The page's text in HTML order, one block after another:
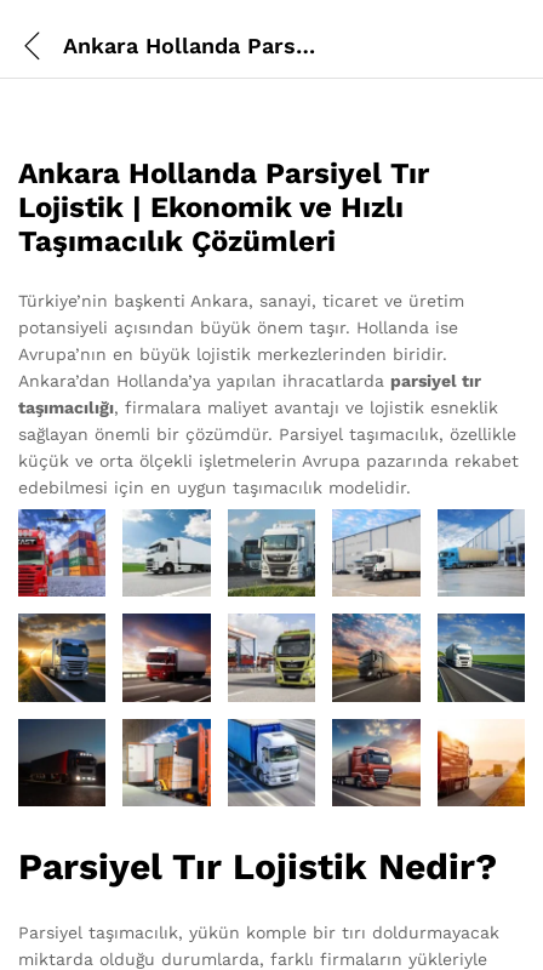
Ankara Hollanda Parsiyel Tır Lojistik
Ankara Hollanda Parsiyel Tır
Lojistik | Ekonomik ve Hızlı
Taşımacılık Çözümleri
Türkiye’nin başkenti Ankara, sanayi, ticaret ve üretim
potansiyeli açısından büyük önem taşır. Hollanda ise
Avrupa’nın en büyük lojistik merkezlerinden biridir.
Ankara’dan Hollanda’ya yapılan ihracatlarda parsiyel tır
taşımacılığı, firmalara maliyet avantajı ve lojistik esneklik
sağlayan önemli bir çözümdür. Parsiyel taşımacılık, özellikle
küçük ve orta ölçekli işletmelerin Avrupa pazarında rekabet
edebilmesi için en uygun taşımacılık modelidir.
Parsiyel Tır Lojistik Nedir?
Parsiyel taşımacılık, yükün komple bir tırı doldurmayacak
miktarda olduğu durumlarda, farklı firmaların yükleriyle